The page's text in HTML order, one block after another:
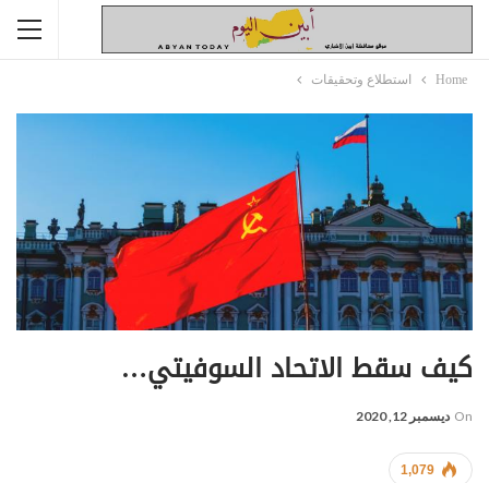
Home استطلاع وتحقيقات
كيف سقط الاتحاد السوفيتي…
On ديسمبر 12, 2020
1,079